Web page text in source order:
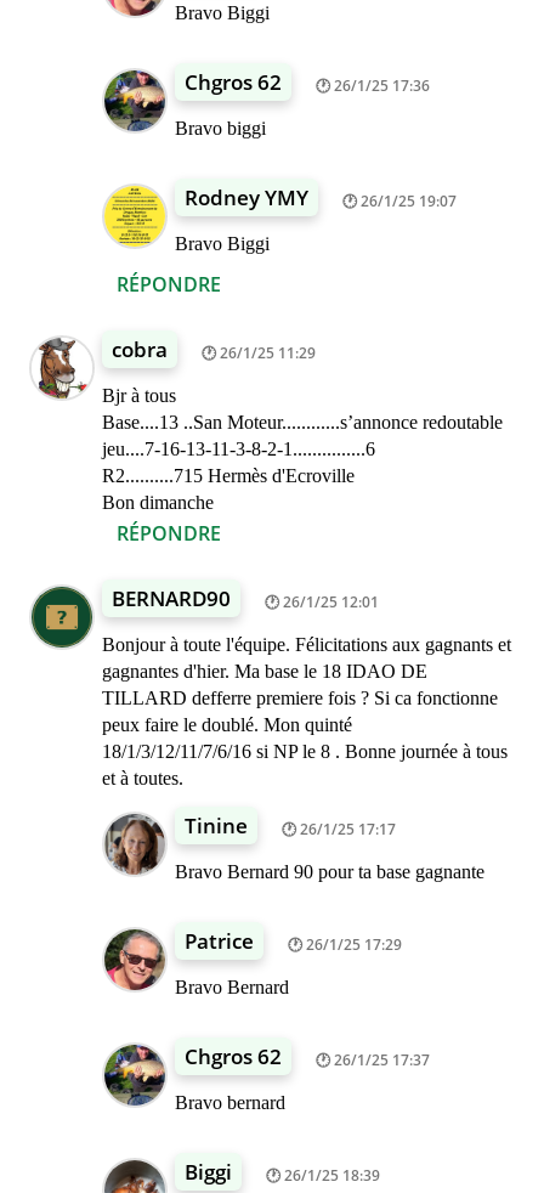
RÉPONDRE
Bravo Biggi
Chgros 62 26/1/25 17:36
Bravo biggi
Rodney YMY 26/1/25 19:07
Bravo Biggi
cobra 26/1/25 11:29
Bjr à tous
Base....13 ..San Moteur............s’annonce redoutable
jeu....7-16-13-11-3-8-2-1...............6
R2..........715 Hermès d'Ecroville
Bon dimanche
RÉPONDRE
BERNARD90 26/1/25 12:01
Bonjour à toute l'équipe. Félicitations aux gagnants et
gagnantes d'hier. Ma base le 18 IDAO DE
TILLARD defferre premiere fois ? Si ca fonctionne
peux faire le doublé. Mon quinté
18/1/3/12/11/7/6/16 si NP le 8 . Bonne journée à tous
et à toutes.
Tinine 26/1/25 17:17
Bravo Bernard 90 pour ta base gagnante
Patrice 26/1/25 17:29
Bravo Bernard
Chgros 62 26/1/25 17:37
Bravo bernard
Biggi 26/1/25 18:39